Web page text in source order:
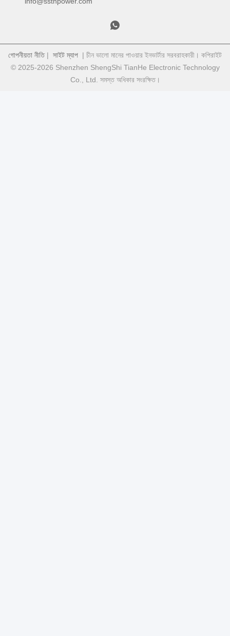
গোপনীয়তা নীতি| সাইট ম্যাপ | চীন ভালো মানের পাওয়ার ইনভার্টার সরবরাহকারী। কপিরাইট
© 2025-2026 Shenzhen ShengShi TianHe Electronic Technology
Co., Ltd. সমস্ত অধিকার সংরক্ষিত।